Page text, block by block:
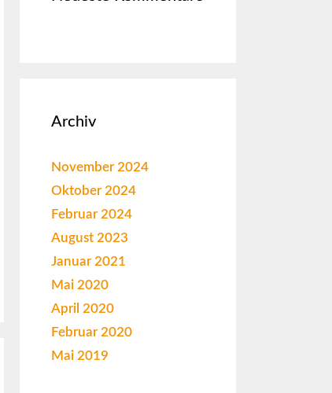
Archiv
November 2024
Oktober 2024
Februar 2024
August 2023
Januar 2021
Mai 2020
April 2020
Februar 2020
Mai 2019